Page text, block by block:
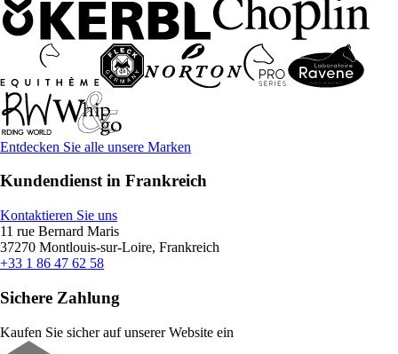
Entdecken Sie alle unsere Marken
Kundendienst in Frankreich
Kontaktieren Sie uns
11 rue Bernard Maris
37270 Montlouis-sur-Loire, Frankreich
+33 1 86 47 62 58
Sichere Zahlung
Kaufen Sie sicher auf unserer Website ein